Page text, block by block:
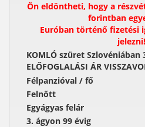
Ön eldöntheti, hogy a
forintban
Euróban történő fizetési
jelezni!
KOMLÓ szüret Szlovéniában
ELŐFOGLALÁSI ÁR
Félpanzióval / fő
Felnőtt
Egyágyas felár
3. ágyon 99 évig